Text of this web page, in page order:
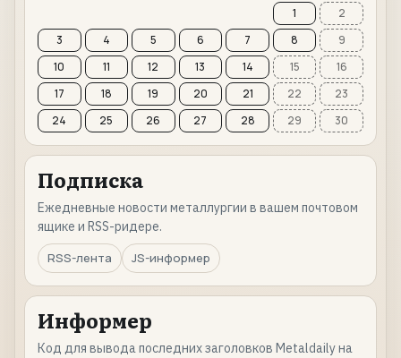
1
2
3
4 5 6 7 8
9
10
11 12 13 14 15
16
17
18 19 20 21 22
23
24
25 26 27 28 29 30
Подписка
Ежедневные новости металлургии в вашем почтовом
ящике и RSS-ридере.
RSS-лента
JS-информер
Информер
Код для вывода последних заголовков Metaldaily на